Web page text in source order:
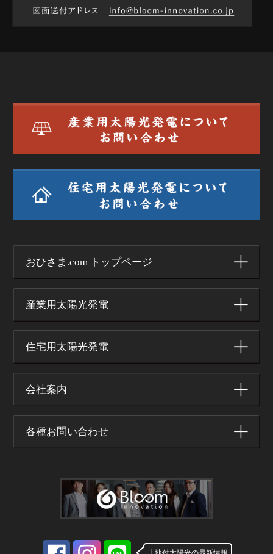
おひさま.com トップページ
産業用太陽光発電
住宅用太陽光発電
会社案内
各種お問い合わせ